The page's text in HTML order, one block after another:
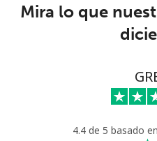
Mira lo que
4.4 de 5 basado